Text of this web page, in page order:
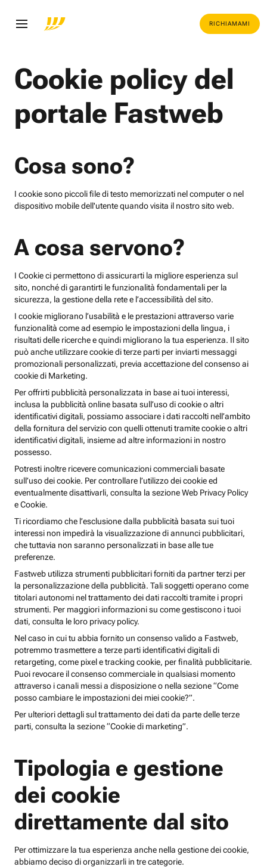
RICHIAMAMI
Cookie policy del
portale Fastweb
Cosa sono?
I cookie sono piccoli file di testo memorizzati nel computer o nel
dispositivo mobile dell'utente quando visita il nostro sito web.
A cosa servono?
I Cookie ci permettono di assicurarti la migliore esperienza sul
sito, nonché di garantirti le funzionalità fondamentali per la
sicurezza, la gestione della rete e l’accessibilità del sito.
I cookie migliorano l’usabilità e le prestazioni attraverso varie
funzionalità come ad esempio le impostazioni della lingua, i
risultati delle ricerche e quindi migliorano la tua esperienza. Il sito
può anche utilizzare cookie di terze parti per inviarti messaggi
promozionali personalizzati, previa accettazione del consenso ai
cookie di Marketing.
Per offrirti pubblicità personalizzata in base ai tuoi interessi,
inclusa la pubblicità online basata sull’uso di cookie o altri
identificativi digitali, possiamo associare i dati raccolti nell’ambito
della fornitura del servizio con quelli ottenuti tramite cookie o altri
identificativi digitali, insieme ad altre informazioni in nostro
possesso.
Potresti inoltre ricevere comunicazioni commerciali basate
sull’uso dei cookie. Per controllare l’utilizzo dei cookie ed
eventualmente disattivarli, consulta la sezione Web Privacy Policy
e Cookie.
Ti ricordiamo che l’esclusione dalla pubblicità basata sui tuoi
interessi non impedirà la visualizzazione di annunci pubblicitari,
che tuttavia non saranno personalizzati in base alle tue
preferenze.
Fastweb utilizza strumenti pubblicitari forniti da partner terzi per
la personalizzazione della pubblicità. Tali soggetti operano come
titolari autonomi nel trattamento dei dati raccolti tramite i propri
strumenti. Per maggiori informazioni su come gestiscono i tuoi
dati, consulta le loro privacy policy.
Nel caso in cui tu abbia fornito un consenso valido a Fastweb,
potremmo trasmettere a terze parti identificativi digitali di
retargeting, come pixel e tracking cookie, per finalità pubblicitarie.
Puoi revocare il consenso commerciale in qualsiasi momento
attraverso i canali messi a disposizione o nella sezione “Come
posso cambiare le impostazioni dei miei cookie?”.
Per ulteriori dettagli sul trattamento dei dati da parte delle terze
parti, consulta la sezione “Cookie di marketing”.
Tipologia e gestione
dei cookie
direttamente dal sito
Per ottimizzare la tua esperienza anche nella gestione dei cookie,
abbiamo deciso di organizzarli in tre categorie.